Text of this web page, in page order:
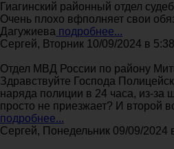
Гиагинский районный отдел
Очень плохо вфполняет свои
Дагужиева подробнее...
Сергей, Вторник 10/09/2024 в 5:38
Отдел МВД России по району
Здравствуйте Господа
наряда полиции в 24 часа, из-за
просто не приезжает? И второй
подробнее...
Сергей, Понедельник 09/09/2024